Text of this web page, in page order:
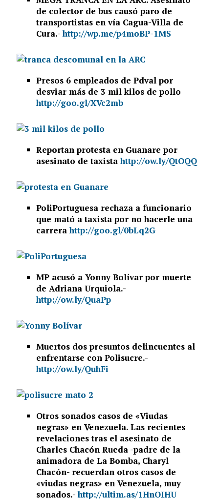
de colector de bus causó paro de
transportistas en vía Cagua-Villa de
Cura.-http://wp.me/p4moBP-1MS
Presos 6 empleados de Pdval por
desviar más de 3 mil kilos de pollo
http://goo.gl/XVc2mb
Reportan protesta en Guanare por
asesinato de taxistahttp://ow.ly/QtOQQ
PoliPortuguesa rechaza a funcionario
que mató a taxista por no hacerle una
carrerahttp://goo.gl/0bLq2G
MP acusó a Yonny Bolívar por muerte
de Adriana Urquiola.-
http://ow.ly/QuaPp
Muertos dos presuntos delincuentes al
enfrentarse con Polisucre.-
http://ow.ly/QuhFi
Otros sonados casos de «Viudas
negras» en Venezuela. Las recientes
revelaciones tras el asesinato de
Charles Chacón Rueda -padre de la
animadora de La Bomba, Charyl
Chacón- recuerdan otros casos de
«viudas negras» en Venezuela, muy
sonados.-http://ultim.as/1HnOIHU